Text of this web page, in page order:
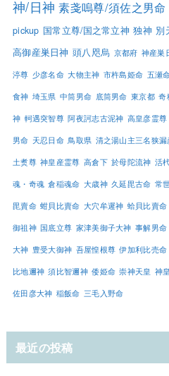
神/日神 素戔嗚尊/須佐之男命
pickup 国常立尊/国之常立神 独神 別
高御産巣日神 頭八咫烏 京都府 神産巣
渟尊 少彦名命 大物主神 市杵島姫命 五瀬
食神 埼玉県 中筒男命 底筒男命 東京都 奇
神 軻遇突智尊 阿夜訶志古泥神 高皇彦霊尊
男命 天忍日命 鳥取県 清之湯山主三名狭
土煑尊 神皇産霊尊 高倉下 於母陀流神 活
魂・奇魂 倉稲魂命 大歳神 久延毘古命 常
毘賣命 蚶貝比賣命 大穴牟遲神 蛤貝比賣命
御祖神 国底立尊 家津美御子大神 事解男命
大神 豊受大御神 吾屋惶根尊 伊加利比売命
比地邇神 須比智邇神 倭姫命 崇神天皇 神
佐田彦大神 稲飯命 三毛入野命
最近の投稿